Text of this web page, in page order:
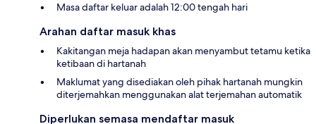
Masa daftar keluar adalah 12:00 tengah hari
Arahan daftar masuk khas
Kakitangan meja hadapan akan menyambut tetamu ketika
ketibaan di hartanah
Maklumat yang disediakan oleh pihak hartanah mungkin
diterjemahkan menggunakan alat terjemahan automatik
Diperlukan semasa mendaftar masuk